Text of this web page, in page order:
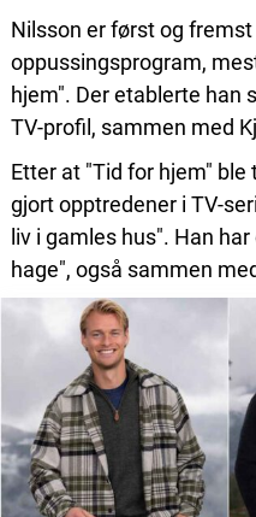
Nilsson er først og
oppussingsprogram,
hjem". Der etablerte
TV-profil, sammen med
Etter at "Tid for hjem"
gjort opptredener i TV-
liv i gamles hus". Han
hage", også sammen